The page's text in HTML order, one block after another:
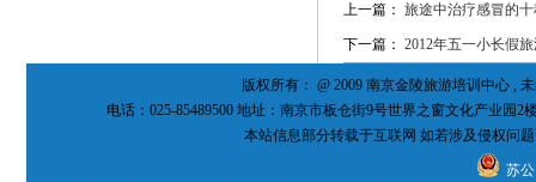
上一篇： 旅途中治疗感冒的
下一篇： 2012年五一小长假
版权所有： @ 2009 南京金陵旅游培训中心 ,
电话：025-85489500 地址：南京市板仓街9号世界之窗文化产业园2
本站信息部分转载于互联网 如若涉及侵权问
苏公